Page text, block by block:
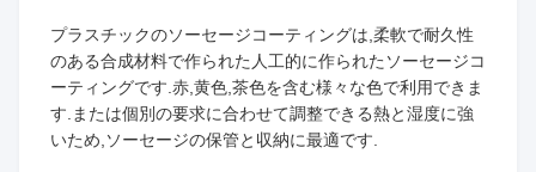
プラスチックのソーセージコーティングは,柔軟で耐久性
のある合成材料で作られた人工的に作られたソーセージコ
ーティングです.赤,黄色,茶色を含む様々な色で利用できま
す.または個別の要求に合わせて調整できる熱と湿度に強
いため,ソーセージの保管と収納に最適です.